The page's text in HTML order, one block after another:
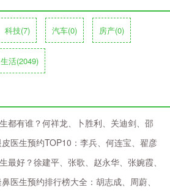
科技(7) 汽车(0) 房产(0)
生活(2049)
都有谁？何祥龙、卜胜利、关迪剑、邵
皮做得好？
医生预约TOP10：李兵、何连宝、翟彦
、张洁、王亚斌、马云鹏、张玉辉、李海
最好？徐建平、张歌、赵永华、张婉霞、
梦哪个好？
医生预约排行榜大全：胡志成、周蔚、